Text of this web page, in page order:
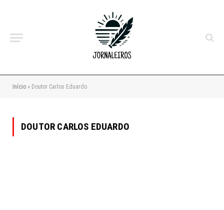
Início » Doutor Carlos Eduardo
DOUTOR CARLOS EDUARDO